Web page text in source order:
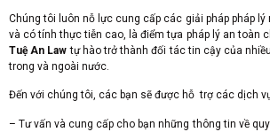
Chúng tôi luôn nỗ lực cung cấp các giải pháp pháp
và có tính thực tiễn cao, là điểm tựa pháp lý an toàn
Tuệ An Law tự hào trở thành đối tác tin cậy của
trong và ngoài nước.
Đến với chúng tôi, các bạn sẽ được hỗ trợ các dịch
– Tư vấn và cung cấp cho bạn những thông tin về